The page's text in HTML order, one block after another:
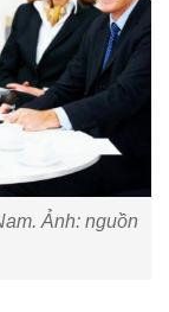
Ảnh: nguồn